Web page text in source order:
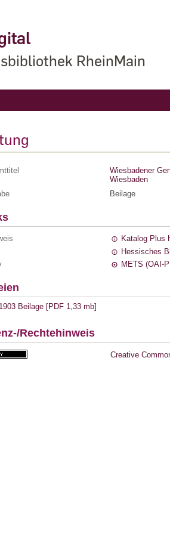
RheinMain
Wiesbadener
Wiesbaden
Beilage
Katalog Plus
Hessisches
METS (OAI-
Beilage [PDF 1,33 mb]
Rechtehinweis
Creative